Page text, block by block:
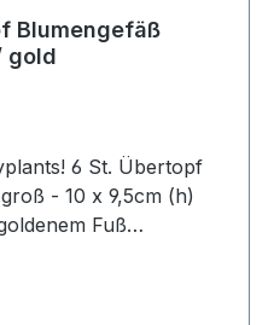
Blumengefäß
gold
6 St. Übertopf
Fuß